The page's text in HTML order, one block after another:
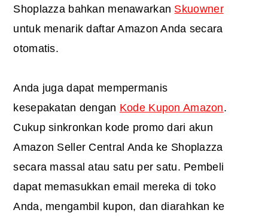
Shoplazza bahkan menawarkan Skuowner
untuk menarik daftar Amazon Anda secara
otomatis.
Anda juga dapat mempermanis
kesepakatan dengan Kode Kupon Amazon.
Cukup sinkronkan kode promo dari akun
Amazon Seller Central Anda ke Shoplazza
secara massal atau satu per satu. Pembeli
dapat memasukkan email mereka di toko
Anda, mengambil kupon, dan diarahkan ke